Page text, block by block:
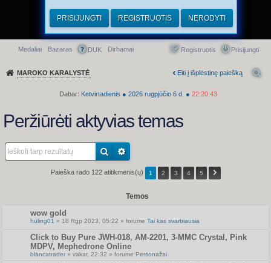
Greitasis meniu
Medaliai Bazaras DUK Dirhamai Prisijungti
Registruotis
MAROKO KARALYSTĖ Eiti į išplėstinę paiešką
Dabar: Ketvirtadienis ● 2026 rugpjūčio 6 d. ● 22:20:43
PRISIJUNGTI REGISTRUOTIS NERODYTI
Peržiūrėti aktyvias temas
Paieška rado 122 atitikmenis(ų) 1 2 3 4 5
Temos
wow gold
huling01 » 18 Rgp 2023, 05:22 » forume Tai kas svarbiausia
Click to Buy Pure JWH-018, AM-2201, 3-MMC Crystal, Pink
MDPV, Mephedrone Online
blancatrader » vakar, 22:32 » forume Personažai